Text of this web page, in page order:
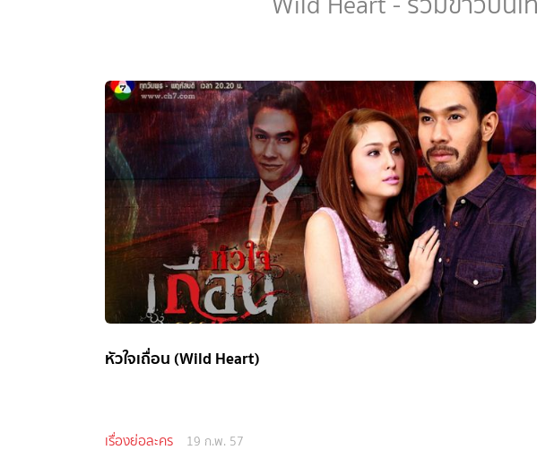
หัวใจเถื่อน (Wild Heart)
เรื่องย่อละคร 19 ก.พ. 57